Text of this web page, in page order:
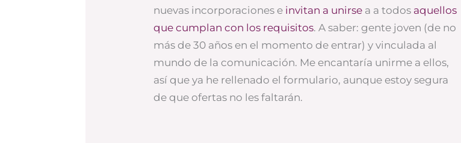
nuevas incorporaciones e invitan a unirse a a todos aquellos
que cumplan con los requisitos. A saber: gente joven (de no
más de 30 años en el momento de entrar) y vinculada al
mundo de la comunicación. Me encantaría unirme a ellos,
así que ya he rellenado el formulario, aunque estoy segura
de que ofertas no les faltarán.